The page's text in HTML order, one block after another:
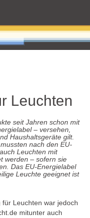
Leuchten
seit Jahren schon mit
– versehen,
Haushaltsgeräte gilt.
nach den EU-
Leuchten mit
werden – sofern sie
Das EU-Energielabel
Leuchte geeignet ist
Leuchten war jedoch
mitunter auch